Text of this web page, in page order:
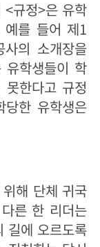
규정>은 유학
예를 들어 제1
의 소개장을
유학생들이 학
한다고 규정
한 유학생은
위해 단체 귀국
른 한 리더는
길에 오르도록